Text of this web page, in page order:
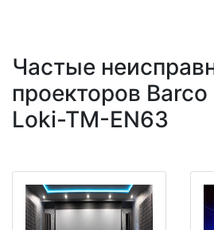
Частые
проекторов
Loki-TM-EN63